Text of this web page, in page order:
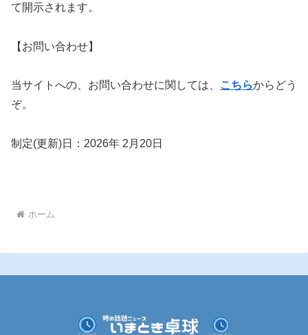
て開示されます。
【お問い合わせ】
当サイトへの、お問い合わせに関しては、 こちらからどう
ぞ。
制定(更新)日：2026年 2月20日
ホーム